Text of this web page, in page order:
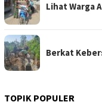
Lihat Warga
Berkat
TOPIK POPULER